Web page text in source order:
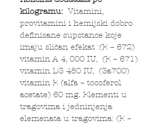
kilogramu: Vitamini,
provitamini i hemijski dobro
definisane supstance koje
imaju sličan efekat :(E – 672)
vitamin A 4, 000 IU, (E – 671)
vitamin D3 480 IU, (3a700)
vitamin E (alfa – tocoferol
acetate) 60 mg. Elementi u
tragovima i jedninjenja
elemenata u tragovima: (E –